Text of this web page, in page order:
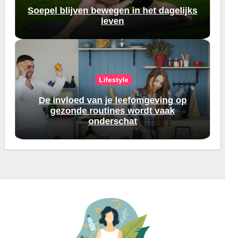
Soepel blijven bewegen in het dagelijks
leven
Lifestyle
De invloed van je leefomgeving op
gezonde routines wordt vaak
onderschat